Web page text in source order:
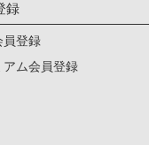
録
員登録
アム会員登録